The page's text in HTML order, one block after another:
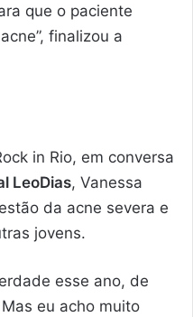
que o paciente
finalizou a
in Rio, em conversa
LeoDias, Vanessa
da acne severa e
jovens.
esse ano, de
eu acho muito